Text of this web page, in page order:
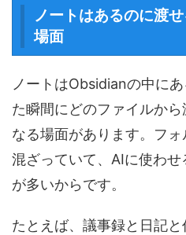
ノートはあるのに渡
場面
ノートはObsidianの中に
た瞬間にどのファイルか
なる場面があります。フ
混ざっていて、AIに使わ
が多いからです。
たとえば、議事録と日記